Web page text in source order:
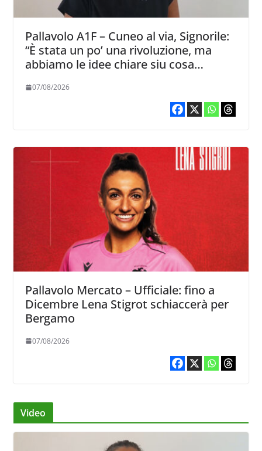
Pallavolo A1F – Cuneo al via, Signorile:
“È stata un po’ una rivoluzione, ma
abbiamo le idee chiare siu cosa
07/08/2026
Pallavolo Mercato – Ufficiale: fino a
Dicembre Lena Stigrot schiaccerà per
Bergamo
07/08/2026
Video